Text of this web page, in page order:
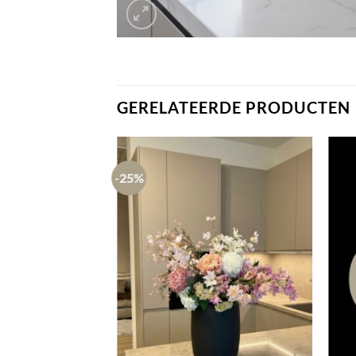
GERELATEERDE PRODUCTEN
-25%